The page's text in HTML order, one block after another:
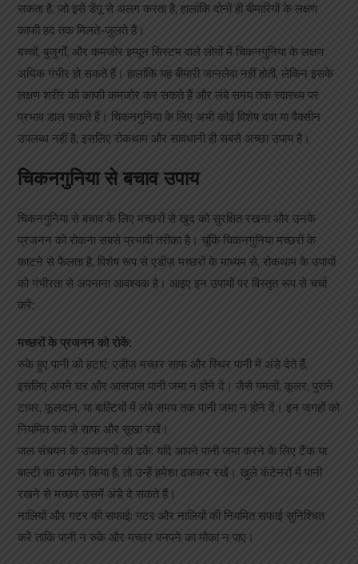
सकता है, जो इसे डेंगू से अलग करता है, हालांकि दोनों ही बीमारियों के लक्षण
काफी हद तक मिलते-जुलते हैं।
बच्चों, बुजुर्गों, और कमजोर इम्यून सिस्टम वाले लोगों में चिकनगुनिया के लक्षण
अधिक गंभीर हो सकते हैं। हालांकि यह बीमारी जानलेवा नहीं होती, लेकिन इसके
लक्षण शरीर को काफी कमजोर कर सकते हैं और लंबे समय तक स्वास्थ्य पर
प्रभाव डाल सकते हैं। चिकनगुनिया के लिए अभी कोई विशेष दवा या वैक्सीन
उपलब्ध नहीं है, इसलिए रोकथाम और सावधानी ही सबसे अच्छा उपाय है।
चिकनगुनिया से बचाव उपाय
चिकनगुनिया से बचाव के लिए मच्छरों से खुद को सुरक्षित रखना और उनके
प्रजनन को रोकना सबसे प्रभावी तरीका है। चूंकि चिकनगुनिया मच्छरों के
काटने से फैलता है, विशेष रूप से एडीज़ मच्छरों के माध्यम से, रोकथाम के उपायों
को गंभीरता से अपनाना आवश्यक है। आइए इन उपायों पर विस्तृत रूप से चर्चा
करें:
मच्छरों के प्रजनन को रोकें:
रुके हुए पानी को हटाएं: एडीज़ मच्छर साफ और स्थिर पानी में अंडे देते हैं,
इसलिए अपने घर और आसपास पानी जमा न होने दें। जैसे गमलों, कूलर, पुराने
टायर, फूलदान, या बाल्टियों में लंबे समय तक पानी जमा न होने दें। इन जगहों को
नियमित रूप से साफ और सूखा रखें।
जल संचयन के उपकरणों को ढकें: यदि आपने पानी जमा करने के लिए टैंक या
बाल्टी का उपयोग किया है, तो उन्हें हमेशा ढककर रखें। खुले कंटेनरों में पानी
रखने से मच्छर उसमें अंडे दे सकते हैं।
नालियों और गटर की सफाई: गटर और नालियों की नियमित सफाई सुनिश्चित
करें ताकि पानी न रुके और मच्छर पनपने का मौका न पाए।